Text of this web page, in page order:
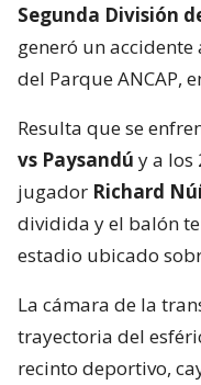
Segunda División
generó un
del Parque ANCAP,
Resulta que se
vs Paysandú y a los
jugador Richard
dividida y el balón
estadio ubicado
La cámara de la
trayectoria del
recinto deportivo,